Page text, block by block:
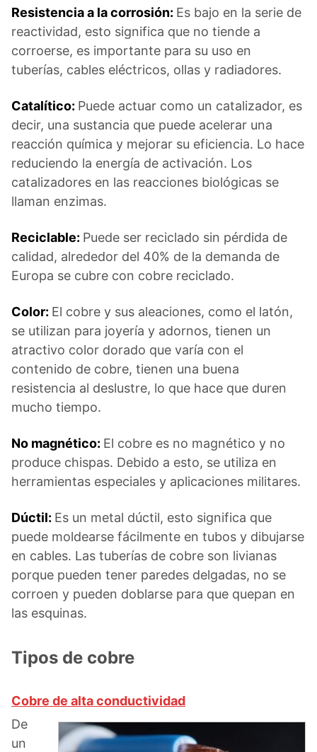
Resistencia a la corrosión: Es bajo en la serie de
reactividad, esto significa que no tiende a
corroerse, es importante para su uso en
tuberías, cables eléctricos, ollas y radiadores.
Catalítico: Puede actuar como un catalizador, es
decir, una sustancia que puede acelerar una
reacción química y mejorar su eficiencia. Lo hace
reduciendo la energía de activación. Los
catalizadores en las reacciones biológicas se
llaman enzimas.
Reciclable: Puede ser reciclado sin pérdida de
calidad, alrededor del 40% de la demanda de
Europa se cubre con cobre reciclado.
Color: El cobre y sus aleaciones, como el latón,
se utilizan para joyería y adornos, tienen un
atractivo color dorado que varía con el
contenido de cobre, tienen una buena
resistencia al deslustre, lo que hace que duren
mucho tiempo.
No magnético: El cobre es no magnético y no
produce chispas. Debido a esto, se utiliza en
herramientas especiales y aplicaciones militares.
Dúctil: Es un metal dúctil, esto significa que
puede moldearse fácilmente en tubos y dibujarse
en cables. Las tuberías de cobre son livianas
porque pueden tener paredes delgadas, no se
corroen y pueden doblarse para que quepan en
las esquinas.
Tipos de cobre
Cobre de alta conductividad
De
un